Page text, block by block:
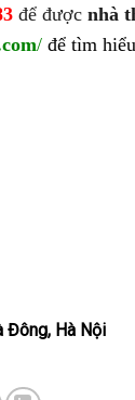
để được nhà
/ để tìm
Đông, Hà Nội